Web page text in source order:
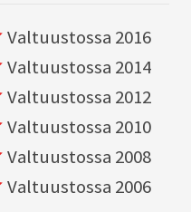
Valtuustossa 2016
Valtuustossa 2014
Valtuustossa 2012
Valtuustossa 2010
Valtuustossa 2008
Valtuustossa 2006